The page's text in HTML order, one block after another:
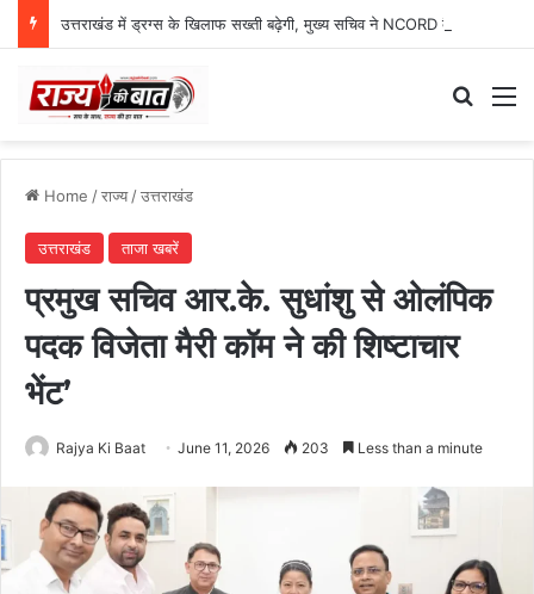
Home /राज्य/उत्तराखंड
उत्तराखंड ताजा खबरें
प्रमुख सचिव आर.के. सुधांशु से ओलंपिक
पदक विजेता मैरी कॉम ने की शिष्टाचार
भेंट’
Rajya Ki Baat June 11, 2026 203 Less than a minute